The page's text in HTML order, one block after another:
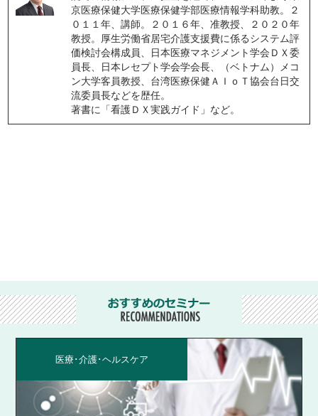
京医療保健大学医療保健学部医療情報学科助教。２
０１１年、講師。２０１６年、准教授、２０２０年
教授。厚生労働省居宅介護支援費に係るシステム評
価検討会構成員、日本医療マネジメント学会ＤＸ委
員長、日本レセプト学会学会長、（ベトナム）メコ
ン大学客員教授、台湾医療保健ＡＩｏＴ協会台日交
流委員長などを歴任。
著書に「看護ＤＸ実践ガイド」など。
医療･介護･ヘルスケア